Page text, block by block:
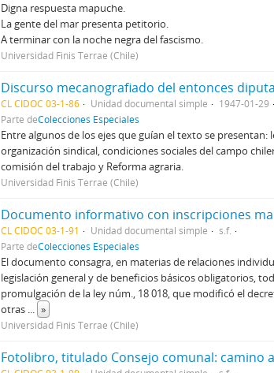
Digna respuesta mapuche.
La gente del mar presenta petitorio.
A terminar con la noche negra del fascismo.
Universidad Finis Terrae (Chile)
CL CIDOC 03-1-86 Unidad documental simple
1947-01-29
Parte deColecciones Especiales
Entre algunos de los ejes que guían el texto se presentan:
organización sindical, condiciones sociales del campo
comisión del trabajo y Reforma agraria.
Universidad Finis Terrae (Chile)
CL CIDOC 03-1-91 Unidad documental simple
s.f.
Parte deColecciones Especiales
El documento consagra, en materias de relaciones
legislación general y de beneficios básicos obligatorios,
promulgación de la ley núm., 18 018, que modificó el
otras ... »
Universidad Finis Terrae (Chile)
Fotolibro, titulado Consejo comunal: camino